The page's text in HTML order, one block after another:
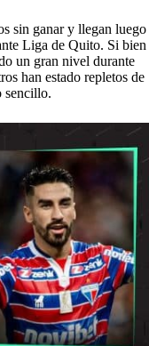
sin ganar y llegan luego
Liga de Quito. Si bien
un gran nivel durante
han estado repletos de
sencillo.